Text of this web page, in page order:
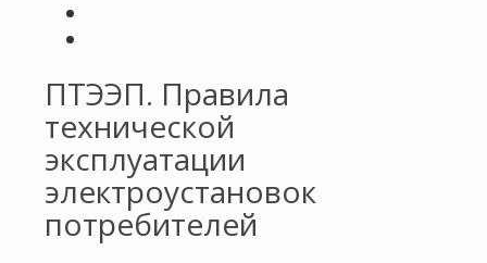
ПТЭЭП. Правила
технической
эксплуатации
электроустановок
потребителей